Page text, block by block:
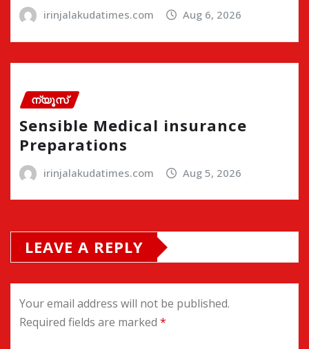
irinjalakudatimes.com Aug 6, 2026
ന്യൂസ്
Sensible Medical insurance
Preparations
irinjalakudatimes.com Aug 5, 2026
LEAVE A REPLY
Your email address will not be published.
Required fields are marked *